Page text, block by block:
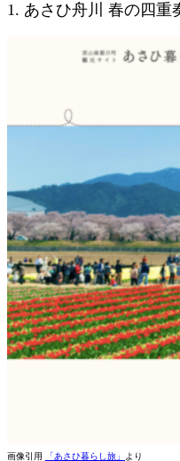
1. あさひ舟川 春の四重
画像引用 「あさひ暮らし旅」 より